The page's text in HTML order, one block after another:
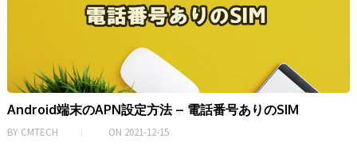
Android端末のAPN設定方法 – 電話番号ありのSIM
BY CMTECH ON 2021-12-15